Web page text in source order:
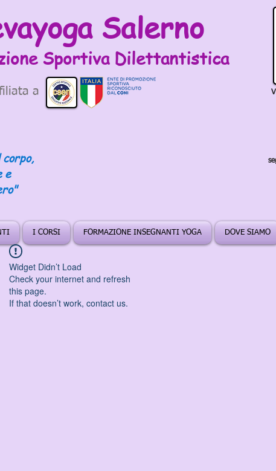
Salerno
Sportiva Dilettantistica
a
e
I CORSI FORMAZIONE INSEGNANTI YOGA DOVE SIAMO
Widget Didn’t Load
Check your internet and refresh
this page.
If that doesn’t work, contact us.